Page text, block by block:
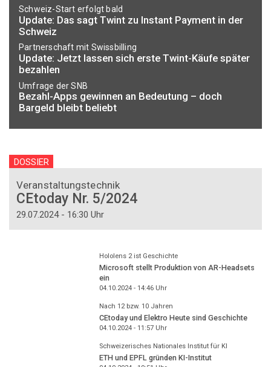
Schweiz-Start erfolgt bald
Update: Das sagt Twint zu Instant Payment in der
Schweiz
Partnerschaft mit Swissbilling
Update: Jetzt lassen sich erste Twint-Käufe später
bezahlen
Umfrage der SNB
Bezahl-Apps gewinnen an Bedeutung – doch
Bargeld bleibt beliebt
DOSSIER
Veranstaltungstechnik
CEtoday Nr. 5/2024
29.07.2024 - 16:30 Uhr
Hololens 2 ist Geschichte
Microsoft stellt Produktion von AR-Headsets
ein
04.10.2024 - 14:46Uhr
Nach 12 bzw. 10 Jahren
CEtoday und Elektro Heute sind Geschichte
04.10.2024 - 11:57Uhr
Schweizerisches Nationales Institut für KI
ETH und EPFL gründen KI-Institut